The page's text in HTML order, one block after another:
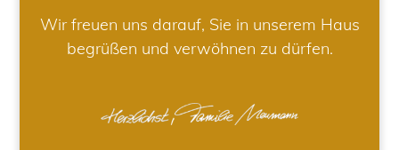
Wir freuen uns darauf, Sie in unserem Haus
begrüßen und verwöhnen zu dürfen.